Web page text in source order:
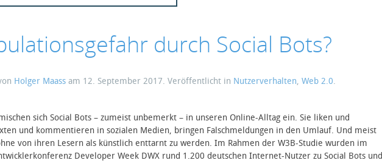
durch Social Bots?
Holger Maass am 12. September 2017. Veröffentlicht in Nutzerverhalten, Web 2.0.
sich Social Bots – zumeist unbemerkt – in unseren Online-Alltag ein. Sie liken und
und kommentieren in sozialen Medien, bringen Falschmeldungen in den Umlauf. Und meist
von ihren Lesern als künstlich enttarnt zu werden. Im Rahmen der W3B-Studie wurden im
Developer Week DWX rund 1.200 deutschen Internet-Nutzer zu Social Bots und